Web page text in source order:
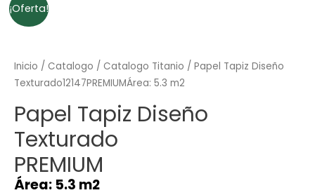
¡Oferta!
Inicio / Catalogo / Catalogo Titanio / Papel Tapiz Diseño
Texturado12147PREMIUMÁrea: 5.3 m2
Papel Tapiz Diseño
Texturado
PREMIUM
Área: 5.3 m2